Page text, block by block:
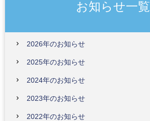
お知らせ一覧
2026年のお知らせ
2025年のお知らせ
2024年のお知らせ
2023年のお知らせ
2022年のお知らせ